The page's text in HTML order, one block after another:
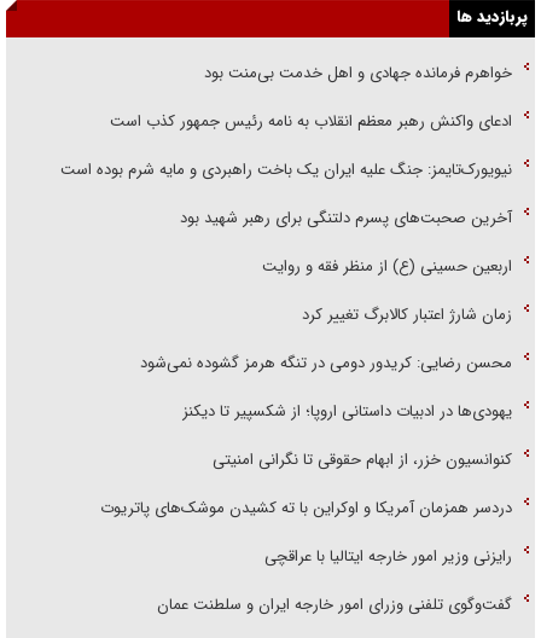
پربازدید ها
خواهرم فرمانده جهادی و اهل خدمت بی‌منت بود
ادعای واکنش رهبر معظم انقلاب به نامه رئیس جمهور کذب است
نیویورک‌تایمز: جنگ علیه ایران یک باخت راهبردی و مایه شرم بوده است
آخرین صحبت‌های پسرم دلتنگی برای رهبر شهید بود
اربعین حسینی (ع) از منظر فقه و روایت
زمان شارژ اعتبار کالابرگ تغییر کرد
محسن رضایی: کریدور دومی در تنگه هرمز گشوده نمی‌شود
یهودی‌ها در ادبیات داستانی اروپا؛ از شکسپیر تا دیکنز
کنوانسیون خزر، از ابهام حقوقی تا نگرانی امنیتی
دردسر همزمان آمریکا و اوکراین با ته کشیدن موشک‌های پاتریوت
رایزنی وزیر امور خارجه ایتالیا با عراقچی
گفت‌وگوی تلفنی وزرای امور خارجه ایران و سلطنت عمان